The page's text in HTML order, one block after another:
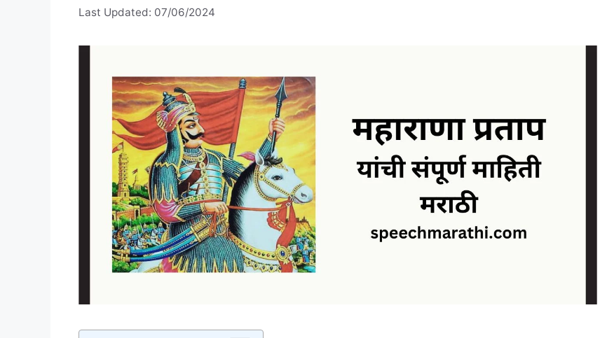
Last Updated: 07/06/2024